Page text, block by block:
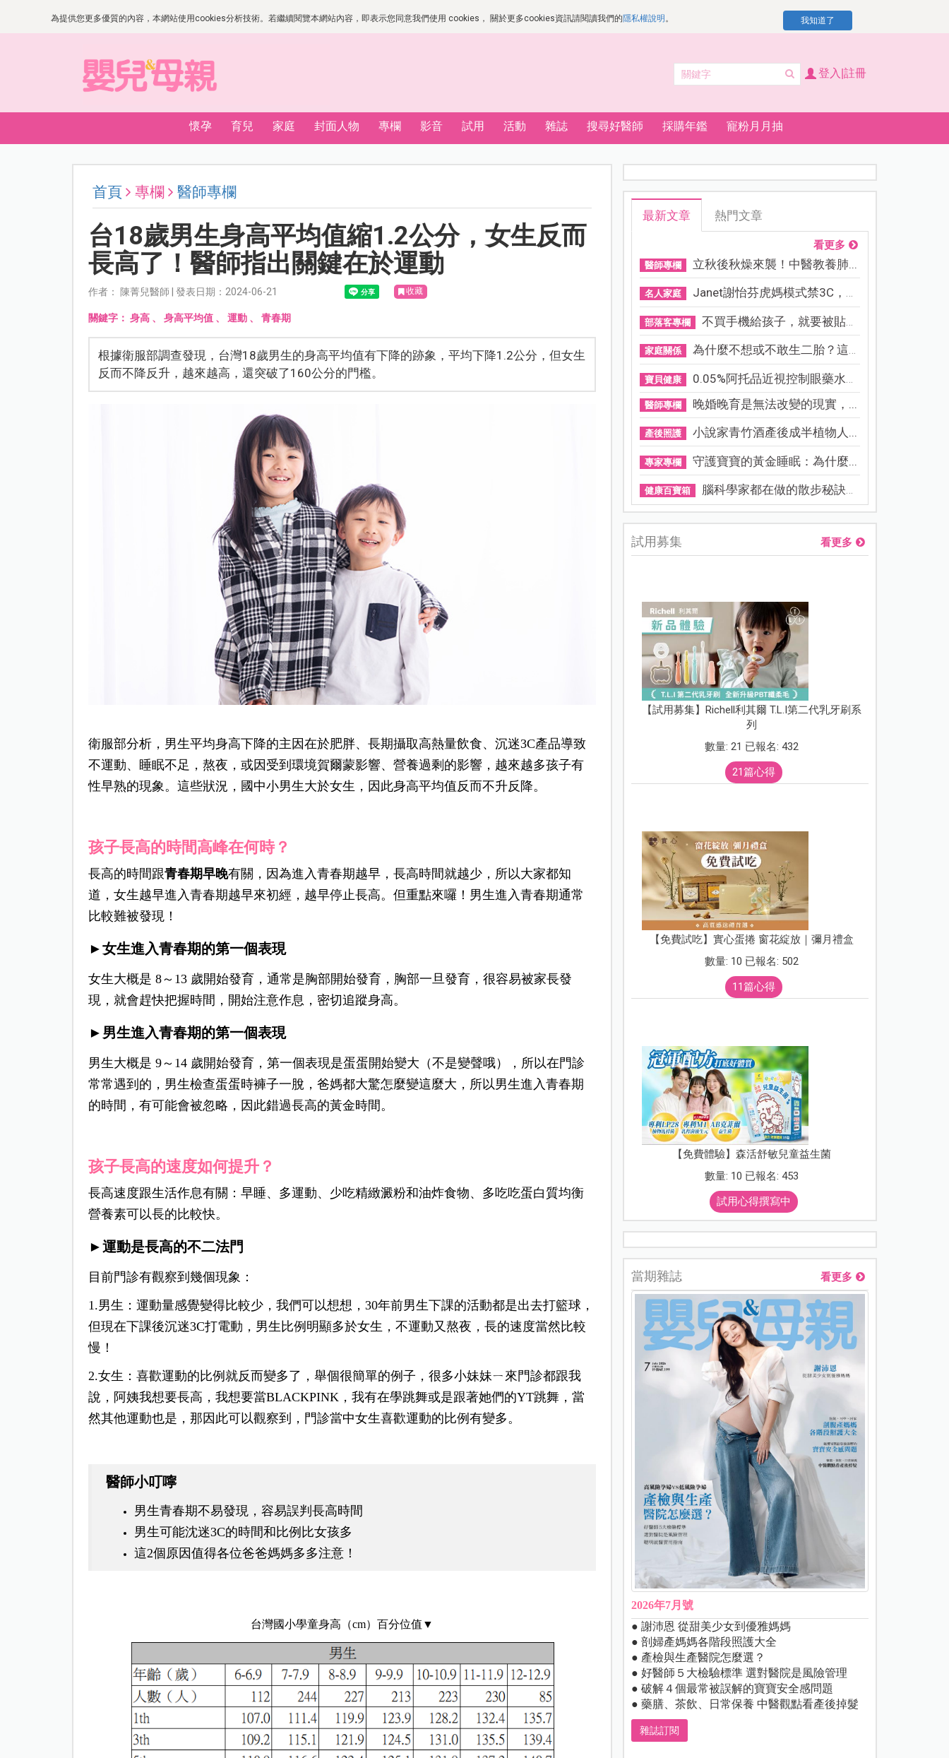
為提供您更多優質的內容，本網站使用cookies分析技術。若繼續閱覽本網站內容，即表示您同意我們使用 cookies， 關於更多cookies資訊請閱讀我們的隱私權說明 。 我知道了
登入|註冊
懷孕 育兒 家庭 封面人物 專欄 影音 試用 活動 雜誌 搜尋好醫師 採購年鑑 寵粉月月抽
首頁 專欄 醫師專欄
台18歲男生身高平均值縮1.2公分，女生反而
長高了！醫師指出關鍵在於運動
作者： 陳菁兒醫師 | 發表日期：2024-06-21 收藏
關鍵字： 身高、 身高平均值、 運動、 青春期
根據衛服部調查發現，台灣18歲男生的身高平均值有下降的跡象，平均下降1.2公分，但女生
反而不降反升，越來越高，還突破了160公分的門檻。
衛服部分析，男生平均身高下降的主因在於肥胖、長期攝取高熱量飲食、沉迷3C產品導致
不運動、睡眠不足，熬夜，或因受到環境賀爾蒙影響、營養過剩的影響，越來越多孩子有
性早熟的現象。這些狀況，國中小男生大於女生，因此身高平均值反而不升反降。
孩子長高的時間高峰在何時？
長高的時間跟青春期早晚有關， 因為進入青春期越早， 長高時間就越少， 所以大家都知
道， 女生越早進入青春期越早來初經， 越早停止長高。 但重點來囉！ 男生進入青春期通常
比較難被發現！
►女生進入青春期的第一個表現
女生大概是 8～13 歲開始發育，通常是胸部開始發育， 胸部一旦發育， 很容易被家長發
現， 就會趕快把握時間， 開始注意作息， 密切追蹤身高。
►男生進入青春期的第一個表現
男生大概是 9～ 14 歲開始發育，第一個表現是蛋蛋開始變大（不是變聲哦）， 所以在門診
常常遇到的， 男生檢查蛋蛋時褲子一脫， 爸媽都大驚怎麼變這麼大， 所以男生進入青春期
的時間， 有可能會被忽略， 因此錯過長高的黃金時間。
孩子長高的速度如何提升？
長高速度跟生活作息有關： 早睡、 多運動、 少吃精緻澱粉和油炸食物、 多吃吃蛋白質均衡
營養素可以長的比較快。
►運動是長高的不二法門
目前門診有觀察到幾個現象：
1.男生：運動量感覺變得比較少， 我們可以想想， 30年前男生下課的活動都是出去打籃球，
但現在下課後沉迷3C打電動， 男生比例明顯多於女生， 不運動又熬夜， 長的速度當然比較
慢！
2.女生：喜歡運動的比例就反而變多了， 舉個很簡單的例子， 很多小妹妹ㄧ來門診都跟我
說， 阿姨我想要長高， 我想要當BLACKPINK， 我有在學跳舞或是跟著她們的YT跳舞， 當
然其他運動也是， 那因此可以觀察到， 門診當中女生喜歡運動的比例有變多。
醫師小叮嚀
男生青春期不易發現，容易誤判長高時間
男生可能沈迷3C的時間和比例比女孩多
這2個原因值得各位爸爸媽媽多多注意！
台灣國小學童身高（cm）百分位值▼
最新文章 熱門文章
看更多
醫師專欄 立秋後秋燥來襲！中醫教養肺...
名人家庭 Janet謝怡芬虎媽模式禁3C，看...
部落客專欄 不買手機給孩子，就要被貼「...
家庭關係 為什麼不想或不敢生二胎？這8...
寶貝健康 0.05%阿托品近視控制眼藥水納...
醫師專欄 晚婚晚育是無法改變的現實，...
產後照護 小說家青竹酒產後成半植物人...
專家專欄 守護寶寶的黃金睡眠：為什麼...
健康百寶箱 腦科學家都在做的散步秘訣！...
試用募集 看更多
【試用募集】Richell利其爾 T.L.I第二代乳牙刷系
列
數量: 21 已報名: 432
21篇心得
【免費試吃】實心蛋捲 窗花綻放｜彌月禮盒
數量: 10 已報名: 502
11篇心得
【免費體驗】森活舒敏兒童益生菌
數量: 10 已報名: 453
試用心得撰寫中
當期雜誌 看更多
2026年7月號
● 謝沛恩 從甜美少女到優雅媽媽
● 剖婦產媽媽各階段照護大全
● 產檢與生產醫院怎麼選？
● 好醫師５大檢驗標準 選對醫院是風險管理
● 破解４個最常被誤解的寶寶安全感問題
● 藥膳、茶飲、日常保養 中醫觀點看產後掉髮
雜誌訂閱